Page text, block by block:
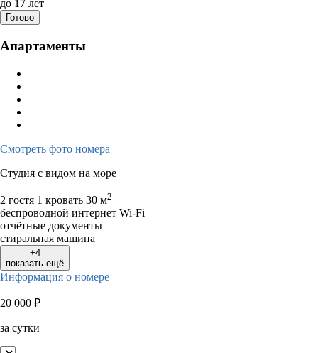
до 17 лет
Готово
Апартаменты
Смотреть фото номера
Студия с видом на море
2 гостя 1 кровать 30 м2
беспроводной интернет Wi-Fi
отчётные документы
стиральная машина
+4
показать ещё
Информация о номере
20 000 ₽
за сутки